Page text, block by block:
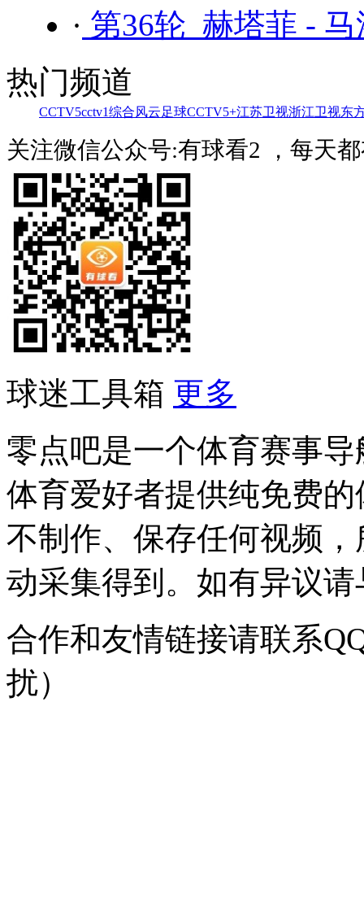
· 第36轮 赫塔菲 -
热门频道
CCTV5cctv1综合风云足球CCTV5+江苏卫视浙江卫视东
关注微信公众号:有球看2 ，每天
球迷工具箱 更多
零点吧是一个体育赛事
体育爱好者提供纯免费
不制作、保存任何视频
动采集得到。如有异议
合作和友情链接请联系
扰）